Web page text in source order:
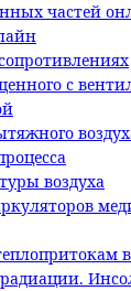
частей
с
воздуха